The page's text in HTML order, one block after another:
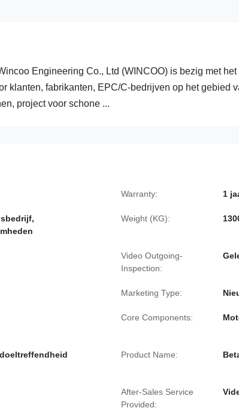
Engineering Co., Ltd (WINCOO) is bezig met
klanten, fabrikanten, EPC/C-bedrijven op het gebied
project voor schone ...
Warranty: 1
Weight (KG):
Video Outgoing-
Inspection:
Marketing Type:
Core Components:
Product Name:
After-Sales Service
Provided: